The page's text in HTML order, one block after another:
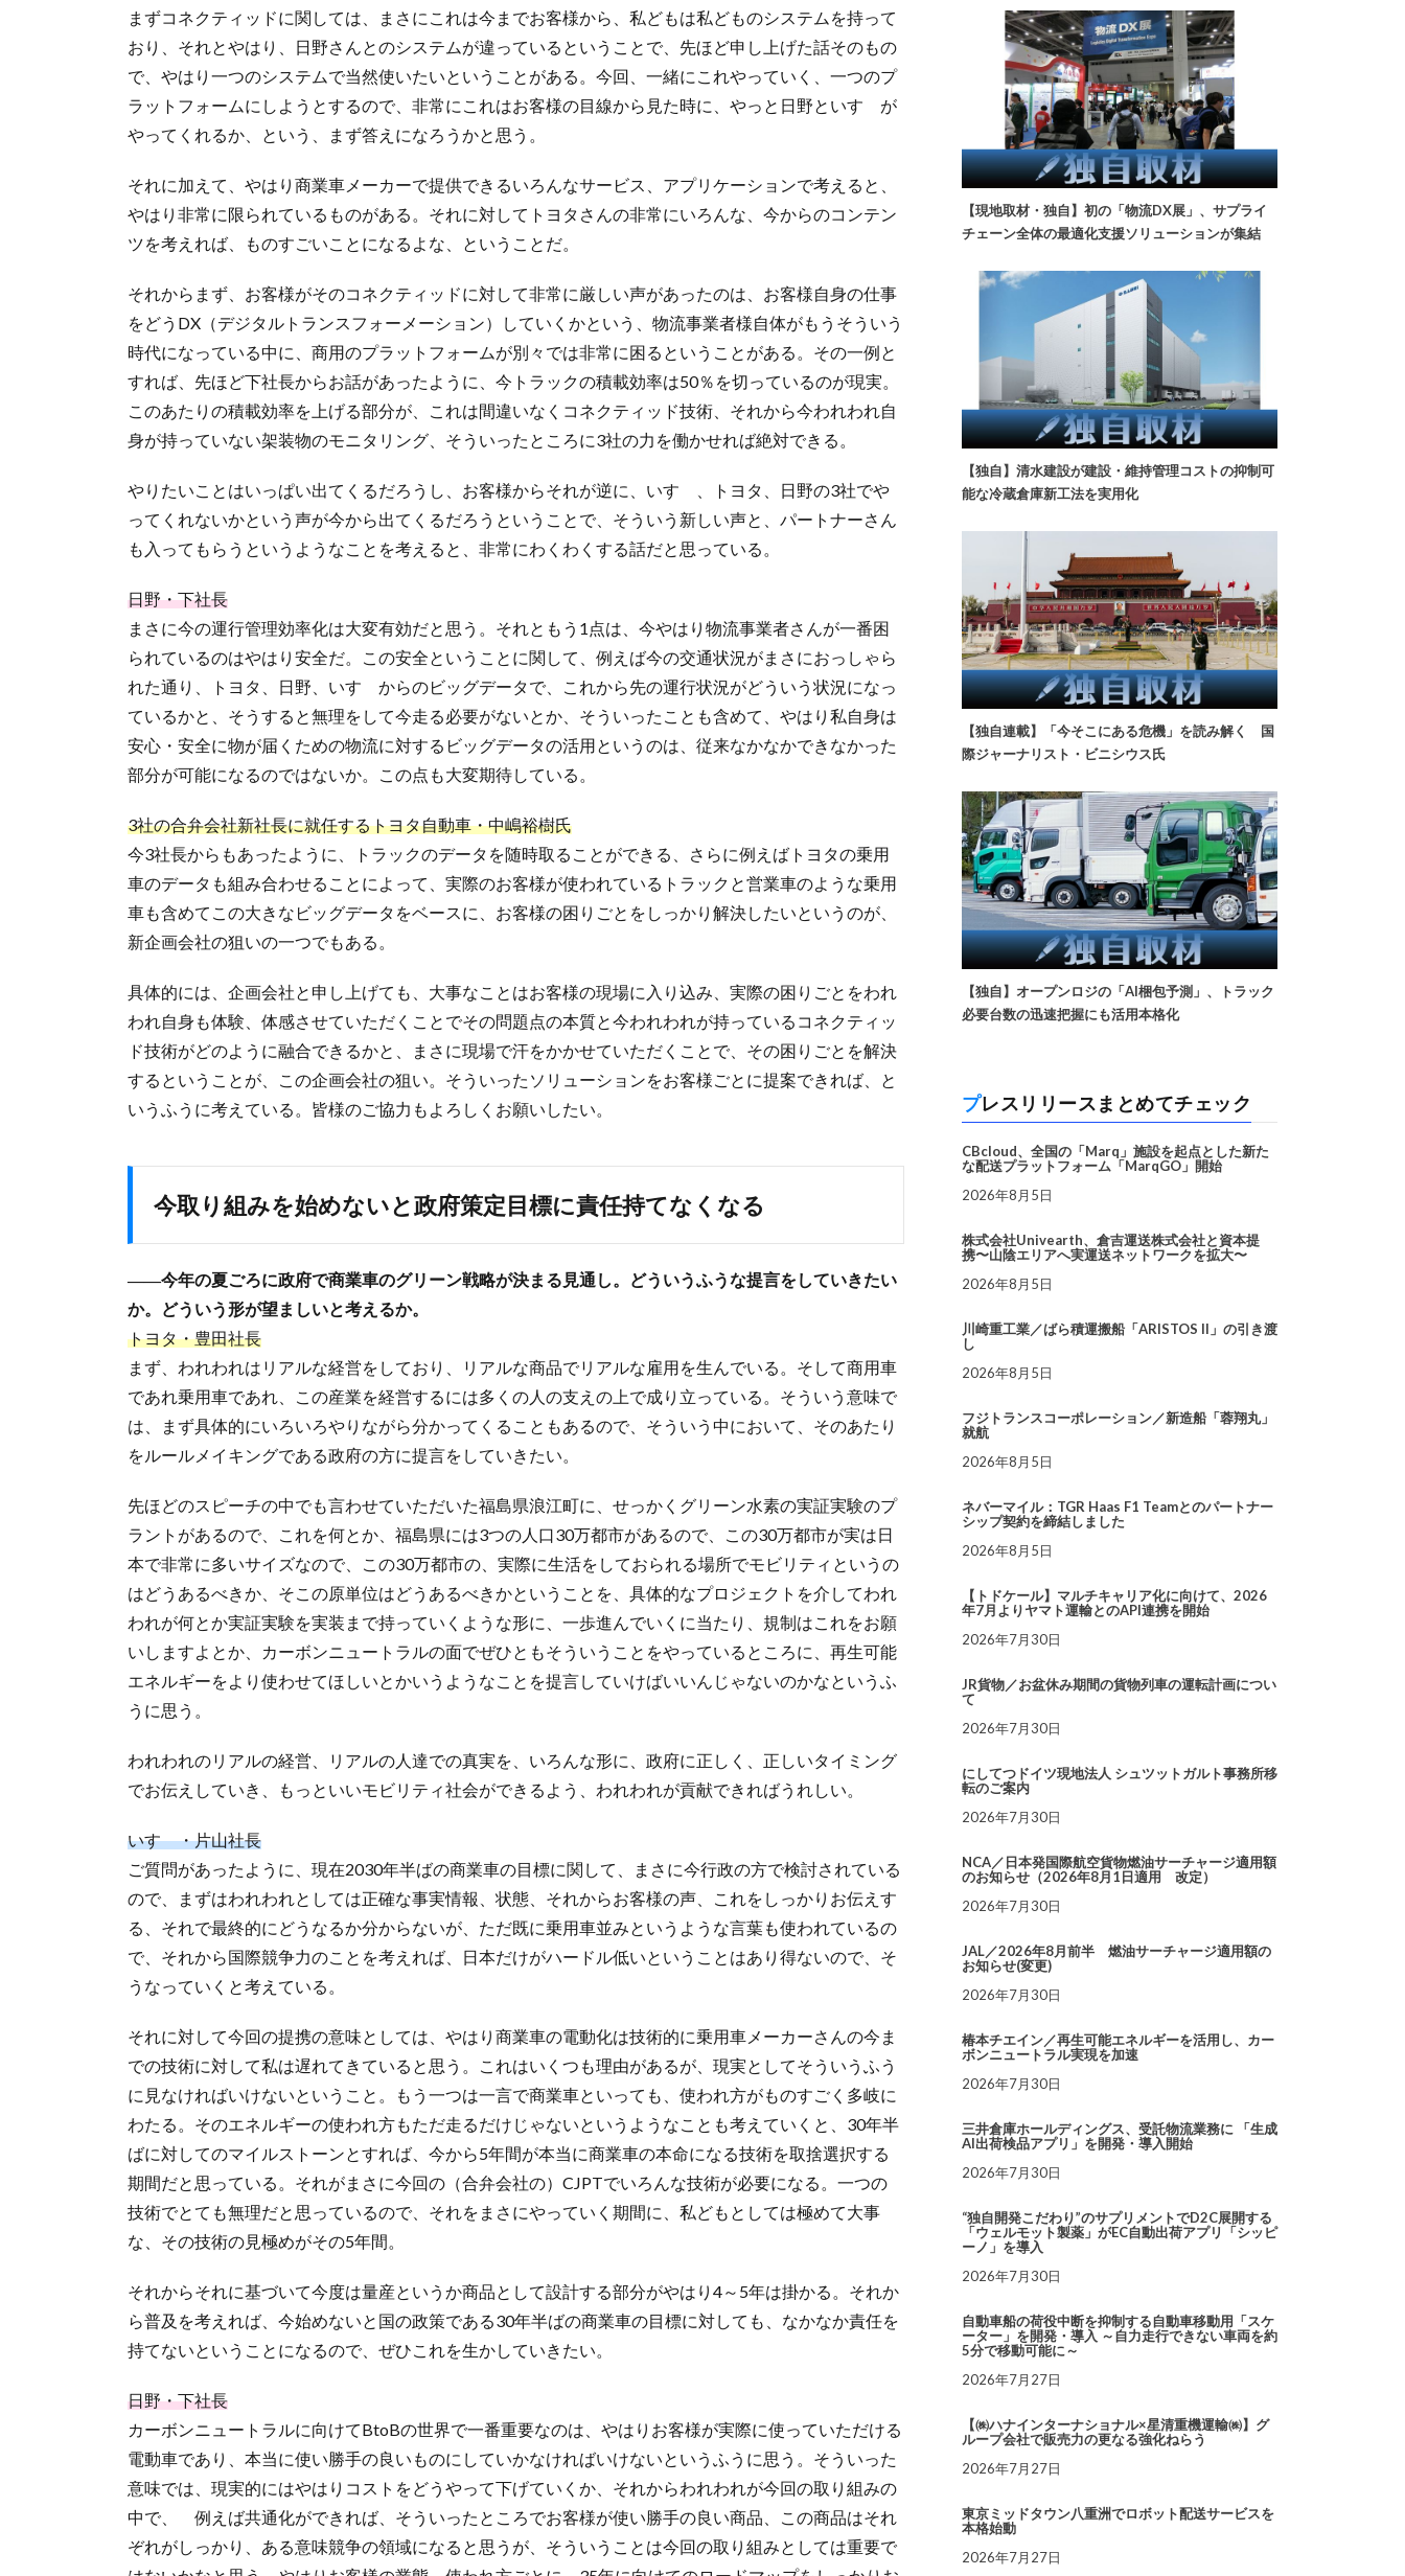
まずコネクティッドに関しては、まさにこれは今までお客様から、私どもは私どものシステムを持って
おり、それとやはり、日野さんとのシステムが違っているということで、先ほど申し上げた話そのもの
で、やはり一つのシステムで当然使いたいということがある。今回、一緒にこれやっていく、一つのプ
ラットフォームにしようとするので、非常にこれはお客様の目線から見た時に、やっと日野といすゞが
やってくれるか、という、まず答えになろうかと思う。
それに加えて、やはり商業車メーカーで提供できるいろんなサービス、アプリケーションで考えると、
やはり非常に限られているものがある。それに対してトヨタさんの非常にいろんな、今からのコンテン
ツを考えれば、ものすごいことになるよな、ということだ。
それからまず、お客様がそのコネクティッドに対して非常に厳しい声があったのは、お客様自身の仕事
をどうDX（デジタルトランスフォーメーション）していくかという、物流事業者様自体がもうそういう
時代になっている中に、商用のプラットフォームが別々では非常に困るということがある。その一例と
すれば、先ほど下社長からお話があったように、今トラックの積載効率は50％を切っているのが現実。
このあたりの積載効率を上げる部分が、これは間違いなくコネクティッド技術、それから今われわれ自
身が持っていない架装物のモニタリング、そういったところに3社の力を働かせれば絶対できる。
やりたいことはいっぱい出てくるだろうし、お客様からそれが逆に、いすゞ、トヨタ、日野の3社でや
ってくれないかという声が今から出てくるだろうということで、そういう新しい声と、パートナーさん
も入ってもらうというようなことを考えると、非常にわくわくする話だと思っている。
日野・下社長
まさに今の運行管理効率化は大変有効だと思う。それともう1点は、今やはり物流事業者さんが一番困
られているのはやはり安全だ。この安全ということに関して、例えば今の交通状況がまさにおっしゃら
れた通り、トヨタ、日野、いすゞからのビッグデータで、これから先の運行状況がどういう状況になっ
ているかと、そうすると無理をして今走る必要がないとか、そういったことも含めて、やはり私自身は
安心・安全に物が届くための物流に対するビッグデータの活用というのは、従来なかなかできなかった
部分が可能になるのではないか。この点も大変期待している。
3社の合弁会社新社長に就任するトヨタ自動車・中嶋裕樹氏
今3社長からもあったように、トラックのデータを随時取ることができる、さらに例えばトヨタの乗用
車のデータも組み合わせることによって、実際のお客様が使われているトラックと営業車のような乗用
車も含めてこの大きなビッグデータをベースに、お客様の困りごとをしっかり解決したいというのが、
新企画会社の狙いの一つでもある。
具体的には、企画会社と申し上げても、大事なことはお客様の現場に入り込み、実際の困りごとをわれ
われ自身も体験、体感させていただくことでその問題点の本質と今われわれが持っているコネクティッ
ド技術がどのように融合できるかと、まさに現場で汗をかかせていただくことで、その困りごとを解決
するということが、この企画会社の狙い。そういったソリューションをお客様ごとに提案できれば、と
いうふうに考えている。皆様のご協力もよろしくお願いしたい。
今取り組みを始めないと政府策定目標に責任持てなくなる
――今年の夏ごろに政府で商業車のグリーン戦略が決まる見通し。どういうふうな提言をしていきたい
か。どういう形が望ましいと考えるか。
トヨタ・豊田社長
まず、われわれはリアルな経営をしており、リアルな商品でリアルな雇用を生んでいる。そして商用車
であれ乗用車であれ、この産業を経営するには多くの人の支えの上で成り立っている。そういう意味で
は、まず具体的にいろいろやりながら分かってくることもあるので、そういう中において、そのあたり
をルールメイキングである政府の方に提言をしていきたい。
先ほどのスピーチの中でも言わせていただいた福島県浪江町に、せっかくグリーン水素の実証実験のプ
ラントがあるので、これを何とか、福島県には3つの人口30万都市があるので、この30万都市が実は日
本で非常に多いサイズなので、この30万都市の、実際に生活をしておられる場所でモビリティというの
はどうあるべきか、そこの原単位はどうあるべきかということを、具体的なプロジェクトを介してわれ
われが何とか実証実験を実装まで持っていくような形に、一歩進んでいくに当たり、規制はこれをお願
いしますよとか、カーボンニュートラルの面でぜひともそういうことをやっているところに、再生可能
エネルギーをより使わせてほしいとかいうようなことを提言していけばいいんじゃないのかなというふ
うに思う。
われわれのリアルの経営、リアルの人達での真実を、いろんな形に、政府に正しく、正しいタイミング
でお伝えしていき、もっといいモビリティ社会ができるよう、われわれが貢献できればうれしい。
いすゞ・片山社長
ご質問があったように、現在2030年半ばの商業車の目標に関して、まさに今行政の方で検討されている
ので、まずはわれわれとしては正確な事実情報、状態、それからお客様の声、これをしっかりお伝えす
る、それで最終的にどうなるか分からないが、ただ既に乗用車並みというような言葉も使われているの
で、それから国際競争力のことを考えれば、日本だけがハードル低いということはあり得ないので、そ
うなっていくと考えている。
それに対して今回の提携の意味としては、やはり商業車の電動化は技術的に乗用車メーカーさんの今ま
での技術に対して私は遅れてきていると思う。これはいくつも理由があるが、現実としてそういうふう
に見なければいけないということ。もう一つは一言で商業車といっても、使われ方がものすごく多岐に
わたる。そのエネルギーの使われ方もただ走るだけじゃないというようなことも考えていくと、30年半
ばに対してのマイルストーンとすれば、今から5年間が本当に商業車の本命になる技術を取捨選択する
期間だと思っている。それがまさに今回の（合弁会社の）CJPTでいろんな技術が必要になる。一つの
技術でとても無理だと思っているので、それをまさにやっていく期間に、私どもとしては極めて大事
な、その技術の見極めがその5年間。
それからそれに基づいて今度は量産というか商品として設計する部分がやはり4～5年は掛かる。それか
ら普及を考えれば、今始めないと国の政策である30年半ばの商業車の目標に対しても、なかなか責任を
持てないということになるので、ぜひこれを生かしていきたい。
日野・下社長
カーボンニュートラルに向けてBtoBの世界で一番重要なのは、やはりお客様が実際に使っていただける
電動車であり、本当に使い勝手の良いものにしていかなければいけないというふうに思う。そういった
意味では、現実的にはやはりコストをどうやって下げていくか、それからわれわれが今回の取り組みの
中で、 例えば共通化ができれば、そういったところでお客様が使い勝手の良い商品、この商品はそれ
ぞれがしっかり、ある意味競争の領域になると思うが、そういうことは今回の取り組みとしては重要で
【現地取材・独自】初の「物流DX展」、サプライ
チェーン全体の最適化支援ソリューションが集結
【独自】清水建設が建設・維持管理コストの抑制可
能な冷蔵倉庫新工法を実用化
【独自連載】「今そこにある危機」を読み解く 国
際ジャーナリスト・ビニシウス氏
【独自】オープンロジの「AI梱包予測」、トラック
必要台数の迅速把握にも活用本格化
プレスリリースまとめてチェック
CBcloud、全国の「Marq」施設を起点とした新た
な配送プラットフォーム「MarqGO」開始
2026年8月5日
株式会社Univearth、倉吉運送株式会社と資本提
携〜山陰エリアへ実運送ネットワークを拡大〜
2026年8月5日
川崎重工業／ばら積運搬船「ARISTOS II」の引き渡
し
2026年8月5日
フジトランスコーポレーション／新造船「蓉翔丸」
就航
2026年8月5日
ネバーマイル：TGR Haas F1 Teamとのパートナー
シップ契約を締結しました
2026年8月5日
【トドケール】マルチキャリア化に向けて、2026
年7月よりヤマト運輸とのAPI連携を開始
2026年7月30日
JR貨物／お盆休み期間の貨物列車の運転計画につい
て
2026年7月30日
にしてつドイツ現地法人 シュツットガルト事務所移
転のご案内
2026年7月30日
NCA／日本発国際航空貨物燃油サーチャージ適用額
のお知らせ（2026年8月1日適用 改定）
2026年7月30日
JAL／2026年8月前半 燃油サーチャージ適用額の
お知らせ(変更)
2026年7月30日
椿本チエイン／再生可能エネルギーを活用し、カー
ボンニュートラル実現を加速
2026年7月30日
三井倉庫ホールディングス、受託物流業務に 「生成
AI出荷検品アプリ」を開発・導入開始
2026年7月30日
“独自開発こだわり”のサプリメントでD2C展開する
「ウェルモット製薬」がEC自動出荷アプリ「シッピ
ーノ」を導入
2026年7月30日
自動車船の荷役中断を抑制する自動車移動用「スケ
ーター」を開発・導入 ～自力走行できない車両を約
5分で移動可能に～
2026年7月27日
【㈱ハナインターナショナル×星清重機運輸㈱】グ
ループ会社で販売力の更なる強化ねらう
2026年7月27日
東京ミッドタウン八重洲でロボット配送サービスを
本格始動
2026年7月27日